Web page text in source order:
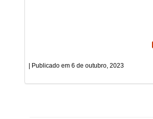
6 de outubro, 2023